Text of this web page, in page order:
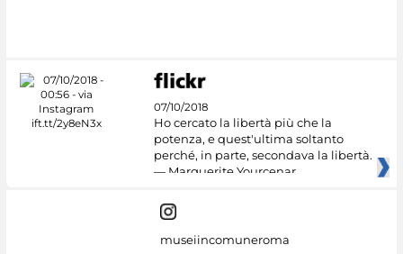
07/10/2018
Ho cercato la libertà più che la
potenza, e quest'ultima soltanto
perché, in parte, secondava la libertà.
— Marguerite Yourcenar
museiincomuneroma